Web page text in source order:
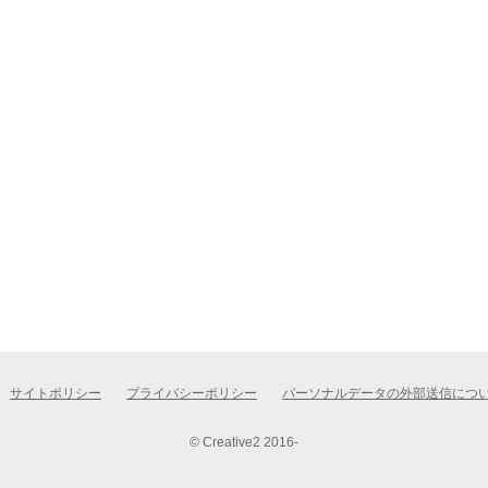
サイトポリシー プライバシーポリシー パーソナルデータの外部送信につ
© Creative2 2016-